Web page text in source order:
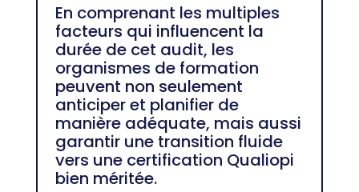
En comprenant les multiples
facteurs qui influencent la
durée de cet audit, les
organismes de formation
peuvent non seulement
anticiper et planifier de
manière adéquate, mais aussi
garantir une transition fluide
vers une certification Qualiopi
bien méritée.